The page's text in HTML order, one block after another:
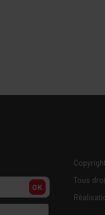
OK
Copyright
Tous